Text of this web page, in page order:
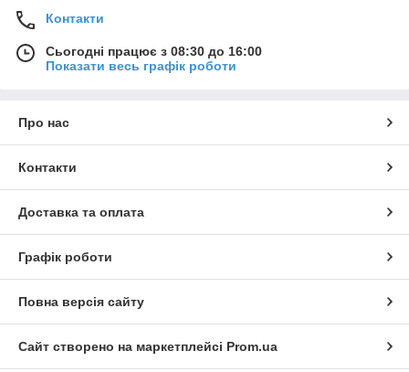
Контакти
Сьогодні працює з 08:30 до 16:00
Показати весь графік роботи
Про нас
Контакти
Доставка та оплата
Графік роботи
Повна версія сайту
Сайт створено на маркетплейсі Prom.ua